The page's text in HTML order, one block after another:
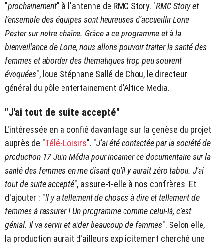
"prochainement" à l'antenne de RMC Story. "RMC Story et
l'ensemble des équipes sont heureuses d'accueillir Lorie
Pester sur notre chaîne. Grâce à ce programme et à la
bienveillance de Lorie, nous allons pouvoir traiter la santé des
femmes et aborder des thématiques trop peu souvent
évoquées", loue Stéphane Sallé de Chou, le directeur
général du pôle entertainement d'Altice Media.
"J'ai tout de suite accepté"
L'intéressée en a confié davantage sur la genèse du projet
auprès de "Télé-Loisirs". "J'ai été contactée par la société de
production 17 Juin Média pour incarner ce documentaire sur la
santé des femmes en me disant qu'il y aurait zéro tabou. J'ai
tout de suite accepté", assure-t-elle à nos confrères. Et
d'ajouter : "Il y a tellement de choses à dire et tellement de
femmes à rassurer ! Un programme comme celui-là, c'est
génial. Il va servir et aider beaucoup de femmes". Selon elle,
la production aurait d'ailleurs explicitement cherché une